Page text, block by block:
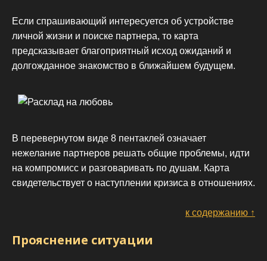
Если спрашивающий интересуется об устройстве
личной жизни и поиске партнера, то карта
предсказывает благоприятный исход ожиданий и
долгожданное знакомство в ближайшем будущем.
В перевернутом виде 8 пентаклей означает
нежелание партнеров решать общие проблемы, идти
на компромисс и разговаривать по душам. Карта
свидетельствует о наступлении кризиса в отношениях.
к содержанию ↑
Прояснение ситуации